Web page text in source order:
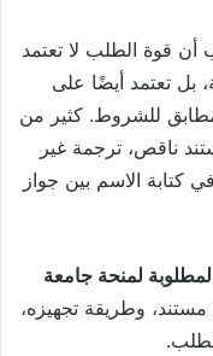
قوة الطلب لا تعتمد
بل تعتمد أيضًا على
للشروط. كثير من
ناقص، ترجمة غير
كتابة الاسم بين جواز
لمنحة جامعة
وطريقة تجهيزه،